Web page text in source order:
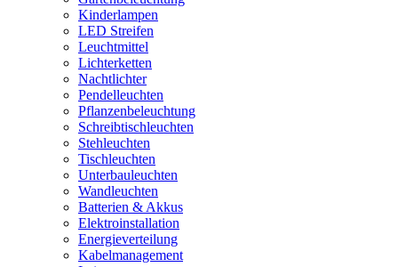
Kinderlampen
LED Streifen
Leuchtmittel
Lichterketten
Nachtlichter
Pendelleuchten
Pflanzenbeleuchtung
Schreibtischleuchten
Stehleuchten
Tischleuchten
Unterbauleuchten
Wandleuchten
Batterien & Akkus
Elektroinstallation
Energieverteilung
Kabelmanagement